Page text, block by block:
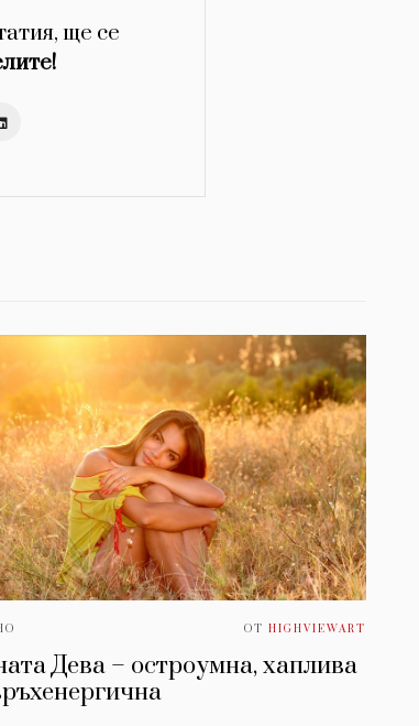
ще се
ОТ HIGHVIEWART
Дева – остроумна, хаплива